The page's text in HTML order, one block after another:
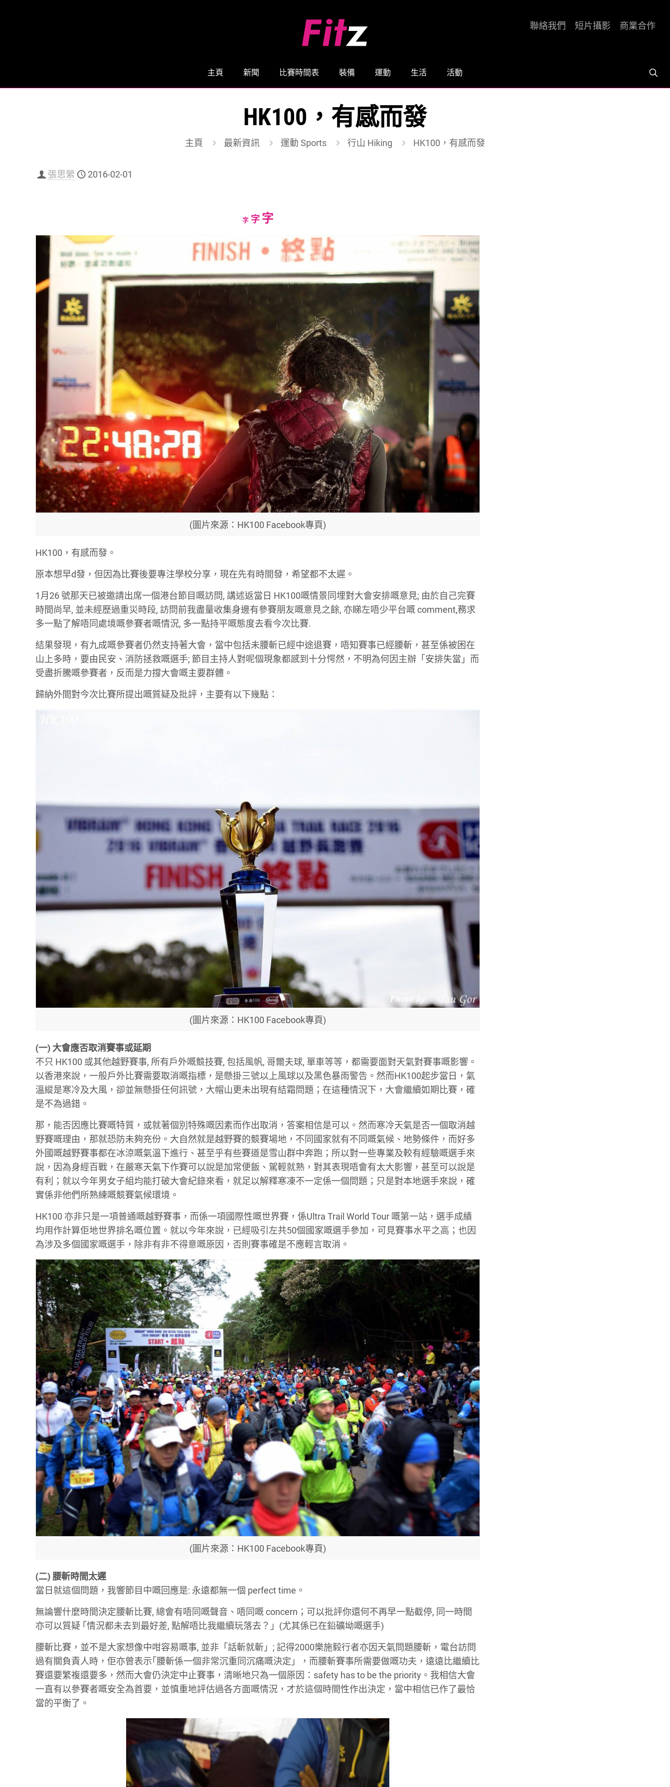
主頁 新聞 比賽時間表 裝備 運動 生活 活動
聯絡我們 短片攝影 商業合作
HK100，有感而發
主頁 最新資訊 運動 Sports 行山 Hiking HK100，有感而發
張思縈 2016-02-01
字Decrease
字Reset
size.
字Increase
size.
(圖片來源：HK100 Facebook專頁)
HK100，有感而發。
原本想早d發，但因為比賽後要專注學校分享，現在先有時間發，希望都不太遲。
1月26 號那天已被邀請出席一個港台節目嘅訪問, 講述返當日 HK100嘅情景同埋對大會安排嘅意見; 由於自己完賽
時間尚早, 並未經歷過重災時段, 訪問前我盡量收集身邊有參賽朋友嘅意見之餘, 亦睇左唔少平台嘅 comment,務求
多一點了解唔同處境嘅參賽者嘅情況, 多一點持平嘅態度去看今次比賽.
結果發現，有九成嘅參賽者仍然支持著大會，當中包括未腰斬已經中途退賽，唔知賽事已經腰斬，甚至係被困在
山上多時，要由民安、消防拯救嘅選手; 節目主持人對呢個現象都感到十分愕然，不明為何因主辦「安排失當」而
受盡折騰嘅參賽者，反而是力撐大會嘅主要群體。
歸納外間對今次比賽所提出嘅質疑及批評，主要有以下幾點：
(圖片來源：HK100 Facebook專頁)
(一) 大會應否取消賽事或延期
不只 HK100 或其他越野賽事, 所有戶外嘅競技賽, 包括風帆, 哥爾夫球, 單車等等，都需要面對天氣對賽事嘅影響。
以香港來說，一般戶外比賽需要取消嘅指標，是懸掛三號以上風球以及黑色暴雨警告。然而HK100起步當日，氣
溫縱是寒冷及大風，卻並無懸掛任何訊號，大帽山更未出現有結霜問題；在這種情況下，大會繼續如期比賽，確
是不為過錯。
那，能否因應比賽嘅特質，或就著個別特殊嘅因素而作出取消，答案相信是可以。然而寒冷天氣是否一個取消越
野賽嘅理由，那就恐防未夠充份。大自然就是越野賽的競賽場地，不同國家就有不同嘅氣候、地勢條件，而好多
外國嘅越野賽事都在冰涼嘅氣溫下進行、甚至乎有些賽道是雪山群中奔跑；所以對一些專業及較有經驗嘅選手來
說，因為身經百戰，在嚴寒天氣下作賽可以說是加常便飯、駕輕就熟，對其表現唔會有太大影響，甚至可以說是
有利；就以今年男女子組均能打破大會紀錄來看，就足以解釋寒凍不一定係一個問題；只是對本地選手來說，確
實係非他們所熟練嘅競賽氣候環境。
HK100 亦非只是一項普通嘅越野賽事，而係一項國際性嘅世界賽，係Ultra Trail World Tour 嘅第一站，選手成績
均用作計算佢地世界排名嘅位置。就以今年來說，已經吸引左共50個國家嘅選手參加，可見賽事水平之高；也因
為涉及多個國家嘅選手，除非有非不得意嘅原因，否則賽事確是不應輕言取消。
(圖片來源：HK100 Facebook專頁)
(二) 腰斬時間太遲
當日就這個問題，我響節目中嘅回應是: 永遠都無一個 perfect time。
無論響什麼時間決定腰斬比賽, 總會有唔同嘅聲音、唔同嘅 concern；可以批評你還何不再早一點截停, 同一時間
亦可以質疑 ｢情況都未去到最好差, 點解唔比我繼續玩落去？」(尤其係已在鉛礦坳嘅選手)
腰斬比賽，並不是大家想像中咁容易嘅事, 並非「話斬就斬」; 記得2000樂施毅行者亦因天氣問題腰斬，電台訪問
過有關負責人時，佢亦曾表示｢腰斬係一個非常沉重同沉痛嘅決定」，而腰斬賽事所需要做嘅功夫，遠遠比繼續比
賽還要繁複還要多，然而大會仍決定中止賽事，清晰地只為一個原因：safety has to be the priority。我相信大會
一直有以參賽者嘅安全為首要，並慎重地評估過各方面嘅情況，才於這個時間性作出決定，當中相信已作了最恰
當的平衡了。